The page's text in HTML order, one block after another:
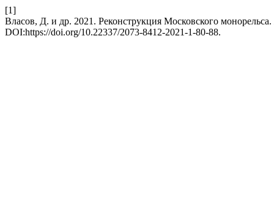
[1]
Власов, Д. и др. 2021. Реконструкция Московского монорельса.
DOI:https://doi.org/10.22337/2073-8412-2021-1-80-88.